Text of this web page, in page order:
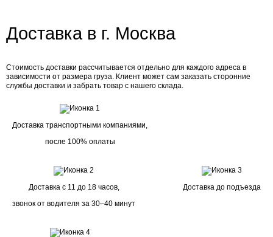
Доставка в г. Москва
Стоимость доставки рассчитывается отдельно для каждого адреса в
зависимости от размера груза. Клиент может сам заказать сторонние
службы доставки и забрать товар с нашего склада.
Доставка транспортными компаниями,
после 100% оплаты
Доставка с 11 до 18 часов,
звонок от водителя за 30–40 минут
Доставка до подъезда